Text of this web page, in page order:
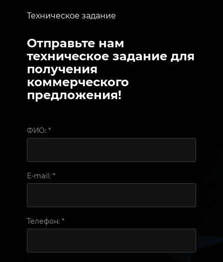
Техническое задание
Отправьте нам
техническое задание для
получения
коммерческого
предложения!
ФИО: *
E-mail: *
Телефон: *